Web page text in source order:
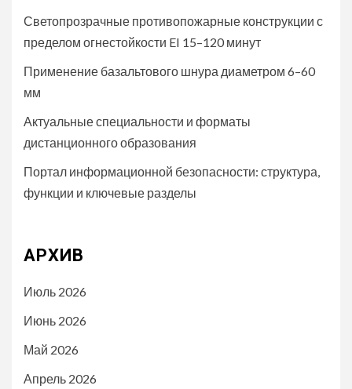
Светопрозрачные противопожарные конструкции с
пределом огнестойкости EI 15–120 минут
Применение базальтового шнура диаметром 6–60
мм
Актуальные специальности и форматы
дистанционного образования
Портал информационной безопасности: структура,
функции и ключевые разделы
АРХИВ
Июль 2026
Июнь 2026
Май 2026
Апрель 2026